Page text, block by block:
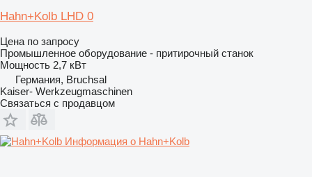
Hahn+Kolb LHD 0
Цена по запросу
Промышленное оборудование - притирочный станок
Мощность 2,7 кВт
Германия, Bruchsal
Kaiser- Werkzeugmaschinen
Связаться с продавцом
Информация о Hahn+Kolb